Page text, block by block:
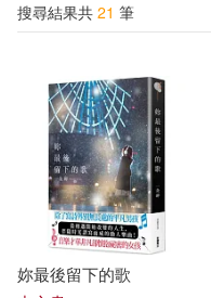
作者 (可複選)
一条岬(16)
岬あずさ(5)
搜尋結果共 21 筆
妳最後留下的歌